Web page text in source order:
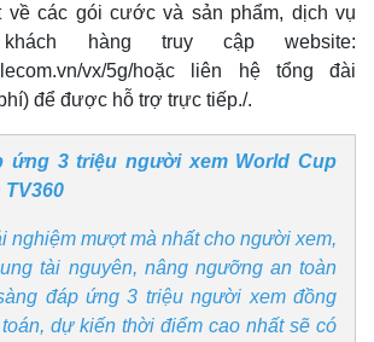
về các gói cước và sản phẩm, dịch vụ
hàng truy cập website:
vx/5g/hoặc liên hệ tổng đài
để được hỗ trợ trực tiếp./.
ứng 3 triệu người xem World Cup
nghiệm mượt mà nhất cho người xem,
tài nguyên, nâng ngưỡng an toàn
đáp ứng 3 triệu người xem đồng
dự kiến thời điểm cao nhất sẽ có